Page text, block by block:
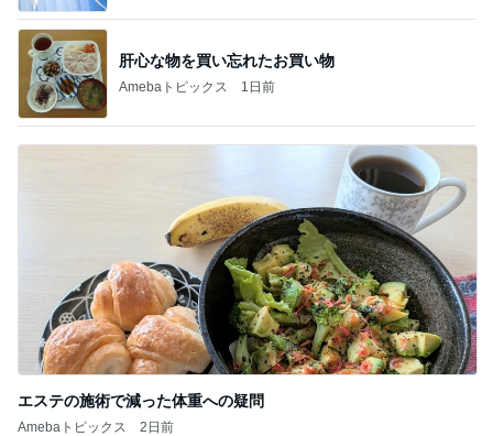
肝心な物を買い忘れたお買い物
Amebaトピックス 1日前
エステの施術で減った体重への疑問
Amebaトピックス 2日前